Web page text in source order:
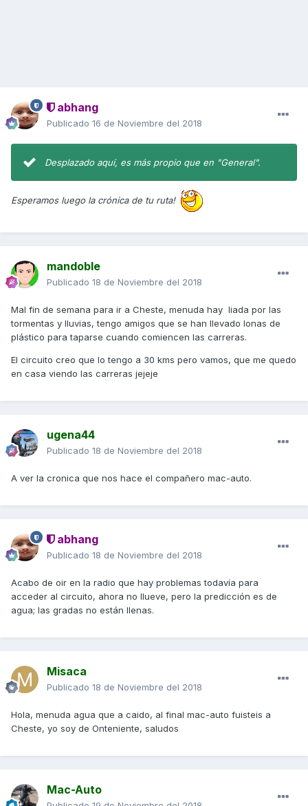
abhang
Publicado 16 de Noviembre del 2018
Desplazado aquí, es más propio que en "General".
Esperamos luego la crónica de tu ruta!
mandoble
Publicado 18 de Noviembre del 2018
Mal fin de semana para ir a Cheste, menuda hay liada por las
tormentas y lluvias, tengo amigos que se han llevado lonas de
plástico para taparse cuando comiencen las carreras.
El circuito creo que lo tengo a 30 kms pero vamos, que me quedo
en casa viendo las carreras jejeje
ugena44
Publicado 18 de Noviembre del 2018
A ver la cronica que nos hace el compañero mac-auto.
abhang
Publicado 18 de Noviembre del 2018
Acabo de oir en la radio que hay problemas todavía para
acceder al circuito, ahora no llueve, pero la predicción es de
agua; las gradas no están llenas.
Misaca
Publicado 18 de Noviembre del 2018
Hola, menuda agua que a caido, al final mac-auto fuisteis a
Cheste, yo soy de Onteniente, saludos
Mac-Auto